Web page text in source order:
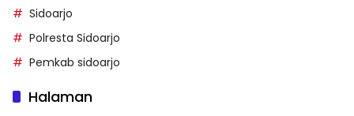
Sidoarjo
Polresta Sidoarjo
Pemkab sidoarjo
Halaman